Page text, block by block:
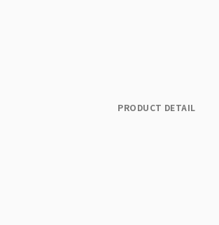
PRODUCT DETAIL